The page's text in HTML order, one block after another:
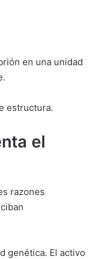
en una unidad
estructura.
el
razones
genética. El activo